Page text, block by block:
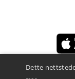
Dette